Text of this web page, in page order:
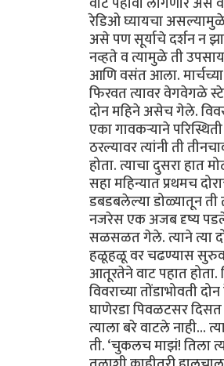
रेडिओ घ्यायचा असल्यामुळे
असे पण सूर्याचे दर्शन न
नव्हते व त्यामुळे ती
आणि वसंत आला. मार्चच्या
फिरवत त्यावर वेगवेगळे
दोन महिने असेच गेले.
एका गावकर्‍याने
ठरल्यावर त्यांनी ती
होता. त्याचा दुसरा हात
सहा महिन्यात प्रथमच
डबडबलेल्या डोळ्यातून ती
नजरेस एक अजब दृष्य पडले
सळसळत गेले. त्याने त्या
हळूहळू वर चढण्यास
आतूरतेने वाट पहात होता.
विवराच्या तोंडाभोवती
घाणेरडा पिवळटसर दिसत
त्याला बरे वाटले नाही...
ती. ‘चुकलच माझं! तिला